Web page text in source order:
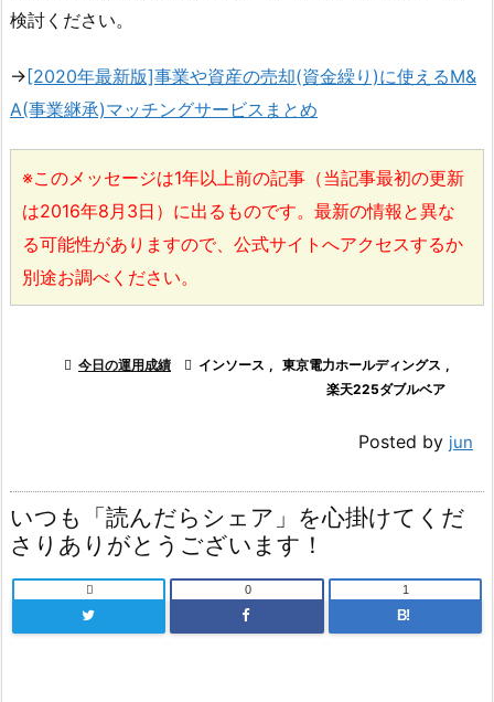
検討ください。
→[2020年最新版]事業や資産の売却(資金繰り)に使えるM&
A(事業継承)マッチングサービスまとめ
※このメッセージは1年以上前の記事（当記事最初の更新
は2016年8月3日）に出るものです。最新の情報と異な
る可能性がありますので、公式サイトへアクセスするか
別途お調べください。
 今日の運用成績  インソース , 東京電力ホールディングス ,
楽天225ダブルベア
Posted by jun
いつも「読んだらシェア」を心掛けてくだ
さりありがとうございます！
 0
B!
1